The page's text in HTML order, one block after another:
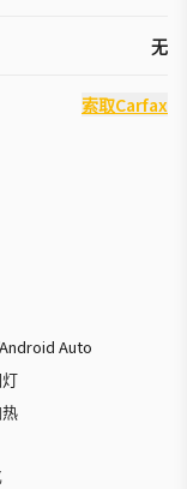
无
索取Carfax
Auto